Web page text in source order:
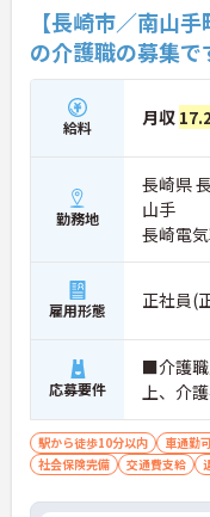
【長崎市／南山
の介護職の募集で
給料 月収
勤務地
長崎県
山手
長崎電
雇用形態 正社員(
応募要件
■介護職
上、介
駅から徒歩10分以内 車通勤
社会保険完備
交通費支給